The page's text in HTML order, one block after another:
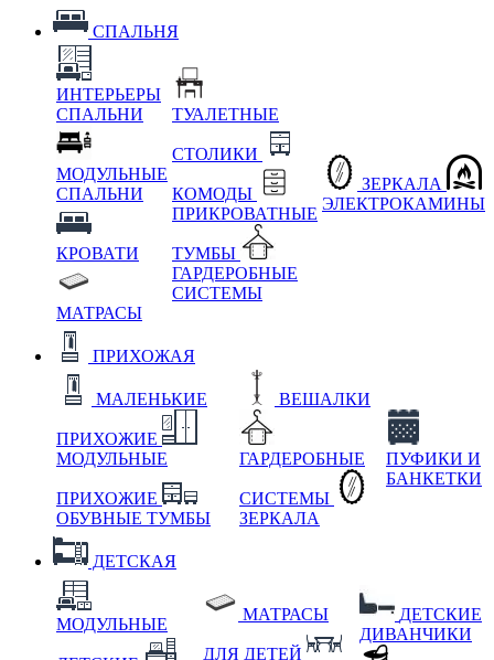
СПАЛЬНЯ
ИНТЕРЬЕРЫ
СПАЛЬНИ
МОДУЛЬНЫЕ
СПАЛЬНИ
КРОВАТИ
МАТРАСЫ
ТУАЛЕТНЫЕ
СТОЛИКИ
КОМОДЫ
ПРИКРОВАТНЫЕ
ТУМБЫ
ГАРДЕРОБНЫЕ
СИСТЕМЫ
ЗЕРКАЛА
ЭЛЕКТРОКАМИНЫ
ПРИХОЖАЯ
МАЛЕНЬКИЕ
ПРИХОЖИЕ
МОДУЛЬНЫЕ
ПРИХОЖИЕ
ОБУВНЫЕ ТУМБЫ
ВЕШАЛКИ
ГАРДЕРОБНЫЕ
СИСТЕМЫ
ЗЕРКАЛА
ПУФИКИ И
БАНКЕТКИ
ДЕТСКАЯ
МОДУЛЬНЫЕ
МАТРАСЫ
ДЛЯ ДЕТЕЙ
ДЕТСКИЕ
ДИВАНЧИКИ